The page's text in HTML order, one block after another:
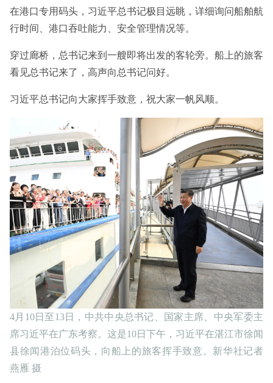
在港口专用码头，习近平总书记极目远眺，详细询问船舶航
行时间、港口吞吐能力、安全管理情况等。
穿过廊桥，总书记来到一艘即将出发的客轮旁。船上的旅客
看见总书记来了，高声向总书记问好。
习近平总书记向大家挥手致意，祝大家一帆风顺。
4月10日至13日，中共中央总书记、国家主席、中央军委主
席习近平在广东考察。这是10日下午，习近平在湛江市徐闻
县徐闻港泊位码头，向船上的旅客挥手致意。新华社记者
燕雁 摄